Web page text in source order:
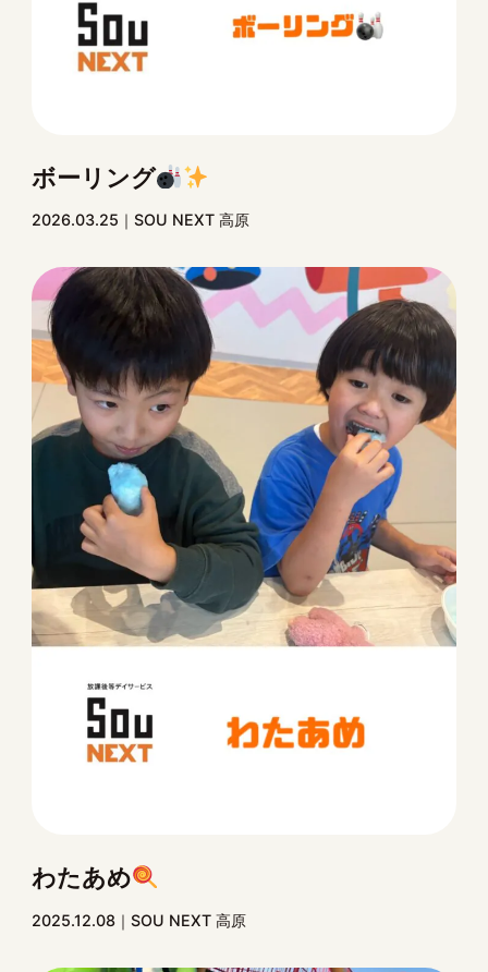
ボーリング
2026.03.25 SOU NEXT 高原
わたあめ
2025.12.08 SOU NEXT 高原